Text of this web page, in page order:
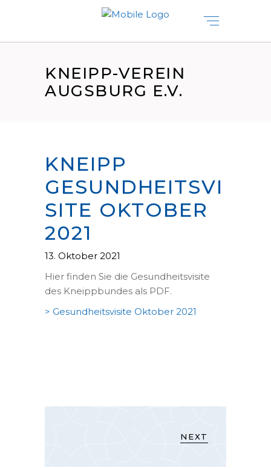
KNEIPP-VEREIN
AUGSBURG E.V.
KNEIPP
GESUNDHEITSVI
SITE OKTOBER
2021
13. Oktober 2021
Hier finden Sie die Gesundheitsvisite
des Kneippbundes als PDF.
> Gesundheitsvisite Oktober 2021
NEXT